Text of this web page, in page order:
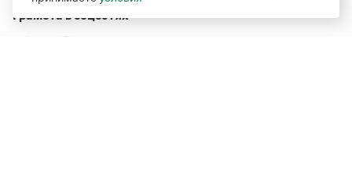
Грамота в соцсетях